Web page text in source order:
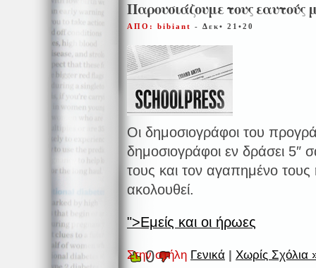
Παρουσιάζουμε τους εαυτούς
ΑΠΟ: bibiant - Δεκ• 21•20
Οι δημοσιογράφοι του
δημοσιογράφοι εν δράσει 5″
τους και τον αγαπημένο
ακολουθεί.
">Εμείς και οι ήρωες
Στην στήλη Γενικά | Χωρίς Σχόλια
0